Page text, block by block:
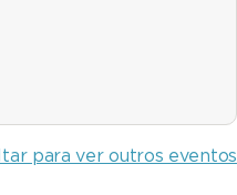
para ver outros eventos